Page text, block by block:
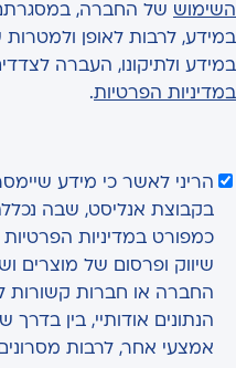
השימוש של החברה, במסגרתם
במידע, לרבות לאופן ולמטרות
במידע ולתיקונו, העברה
במדיניות הפרטיות.
הריני לאשר כי מידע
בקבוצת אנליסט, שבה
כמפורט במדיניות
שיווק ופרסום של מוצרים
החברה או חברות
הנתונים אודותיי, בין בדרך
אמצעי אחר, לרבות